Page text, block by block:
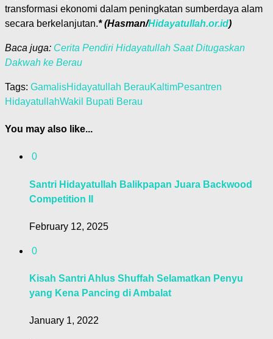
transformasi ekonomi dalam peningkatan sumberdaya alam
secara berkelanjutan.* (Hasman/Hidayatullah.or.id)
Baca juga: Cerita Pendiri Hidayatullah Saat Ditugaskan
Dakwah ke Berau
Tags: GamalisHidayatullah BerauKaltimPesantren
HidayatullahWakil Bupati Berau
You may also like...
0
Santri Hidayatullah Balikpapan Juara Backwood
Competition II
February 12, 2025
0
Kisah Santri Ahlus Shuffah Selamatkan Penyu
yang Kena Pancing di Ambalat
January 1, 2022